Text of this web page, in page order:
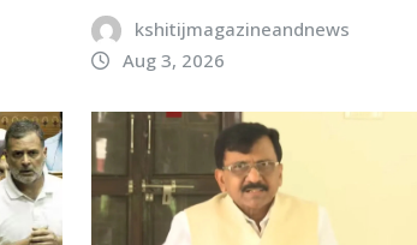
kshitijmagazineandnews
Aug 3, 2026